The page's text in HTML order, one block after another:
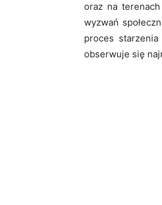
oraz na
wyzwań
proces starzenia
obserwuje się